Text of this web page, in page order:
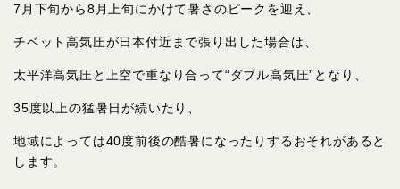
7月下旬から8月上旬にかけて暑さのピークを迎え、
チベット高気圧が日本付近まで張り出した場合は、
太平洋高気圧と上空で重なり合って“ダブル高気圧”となり、
35度以上の猛暑日が続いたり、
地域によっては40度前後の酷暑になったりするおそれがあると
します。